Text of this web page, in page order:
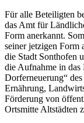
Für alle Beteiligten
das Amt für
Form anerkannt.
seiner jetzigen Form
die Stadt Sonthofen
die Aufnahme in das
Dorferneuerung“
Ernährung,
Förderung von
Ortsmitte Altstädten